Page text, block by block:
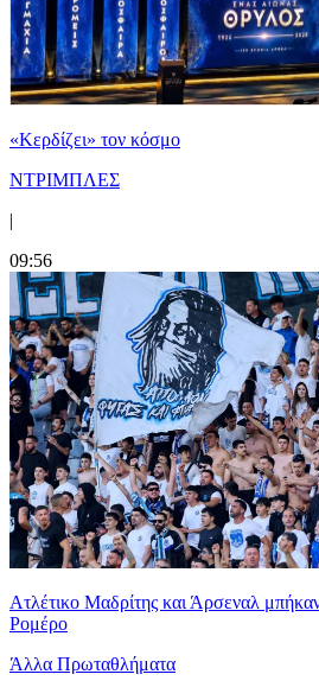
«Κερδίζει» τον κόσμο
ΝΤΡΙΜΠΛΕΣ
|
09:56
Ατλέτικο Μαδρίτης και Άρσεναλ
Ρομέρο
Άλλα Πρωταθλήματα